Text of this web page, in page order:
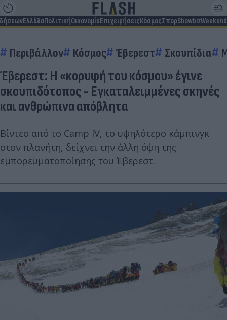
ΕλλάδαΠολιτικήΟικονομίαΕπιχειρήσειςΚόσμοςΣπορShowbizWeekend
Περιβάλλον Κόσμος Έβερεστ Σκουπίδια
Έβερεστ: Η «κορυφή του κόσμου» έγινε
σκουπιδότοπος - Εγκαταλειμμένες σκηνές
και ανθρώπινα απόβλητα
Βίντεο από το Camp IV, το υψηλότερο κάμπινγκ
στον πλανήτη, δείχνει την άλλη όψη της
εμπορευματοποίησης του Έβερεστ.